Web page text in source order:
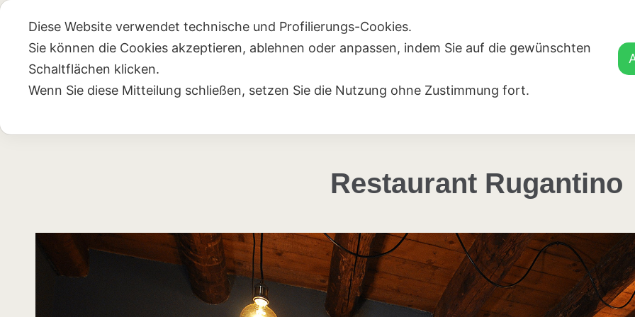
Restaurant Rugantino
Diese Website verwendet technische und Profilierungs-Cookies.
Sie können die Cookies akzeptieren, ablehnen oder anpassen, indem Sie auf die gewünschten
Schaltflächen klicken.
Wenn Sie diese Mitteilung schließen, setzen Sie die Nutzung ohne Zustimmung fort.